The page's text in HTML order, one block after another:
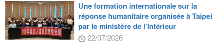
Une formation internationale sur la
réponse humanitaire organisée à Taipei
par le ministère de l’Intérieur
22/07/2026